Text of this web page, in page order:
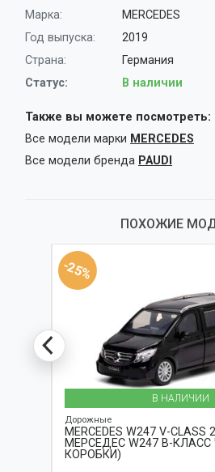
Марка:
MERCEDES
Год выпуска:
2019
Страна:
Германия
Статус:
В наличии
Также вы можете посмотреть:
Все модели марки MERCEDES
Все модели бренда PAUDI
ПОХОЖИЕ
-25%
В НАЛИЧИИ
Дорожные
MERCEDES W247 V-CLASS
МЕРСЕДЕС W247 В-
КОРОБКИ)